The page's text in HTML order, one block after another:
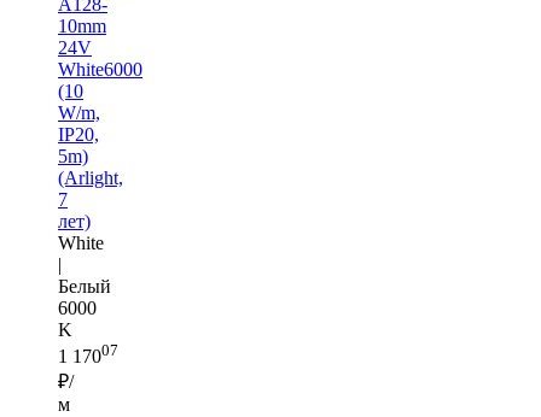
10mm
24V
White6000
(10
W/m,
IP20,
5m)
(Arlight,
7
лет)
White
|
Белый
6000
K
1 17007
₽/
м